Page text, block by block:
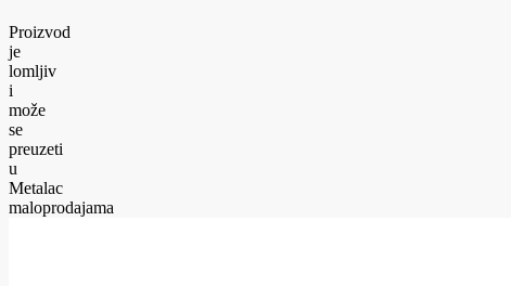
Proizvod
je
lomljiv
i
može
se
preuzeti
u
Metalac
maloprodajama